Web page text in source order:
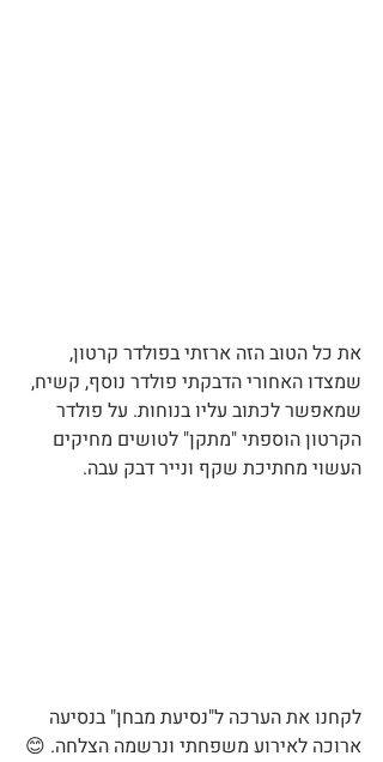
את כל הטוב הזה ארזתי בפולדר קרטון,
שמצדו האחורי הדבקתי פולדר נוסף, קשיח,
שמאפשר לכתוב עליו בנוחות. על פולדר
הקרטון הוספתי "מתקן" לטושים מחיקים
העשוי מחתיכת שקף ונייר דבק עבה.
לקחנו את הערכה ל"נסיעת מבחן" בנסיעה
ארוכה לאירוע משפחתי ונרשמה הצלחה. 😊